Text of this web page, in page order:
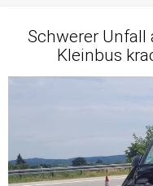
Schwerer Unfall
Kleinbus